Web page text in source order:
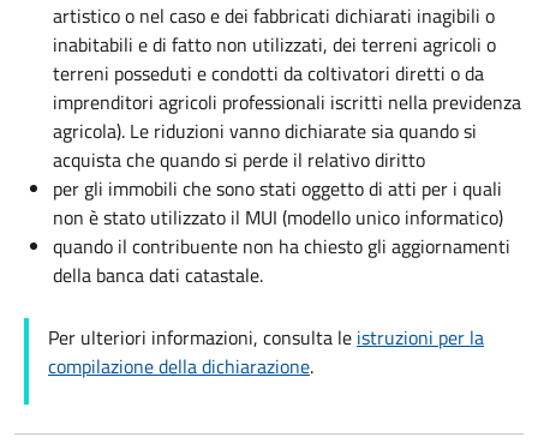
artistico o nel caso e dei fabbricati dichiarati inagibili o
inabitabili e di fatto non utilizzati, dei terreni agricoli o
terreni posseduti e condotti da coltivatori diretti o da
imprenditori agricoli professionali iscritti nella previdenza
agricola). Le riduzioni vanno dichiarate sia quando si
acquista che quando si perde il relativo diritto
per gli immobili che sono stati oggetto di atti per i quali
non è stato utilizzato il MUI (modello unico informatico)
quando il contribuente non ha chiesto gli aggiornamenti
della banca dati catastale.
Per ulteriori informazioni, consulta le istruzioni per la
compilazione della dichiarazione.